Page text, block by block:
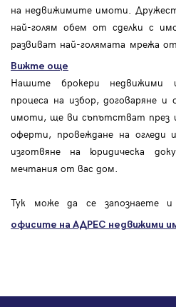
на недвижимите имоти.
най-голям обем от сделки с
развиват най-голямата мрежа
Вижте още
Нашите брокери недвижими
процеса на избор, договаряне и
имоти, ще ви съпътстват през
оферти, провеждане на огледи
изготвяне на юридическа
мечтания от вас дом.
Тук може да се запознаете
офисите на АДРЕС недвижими